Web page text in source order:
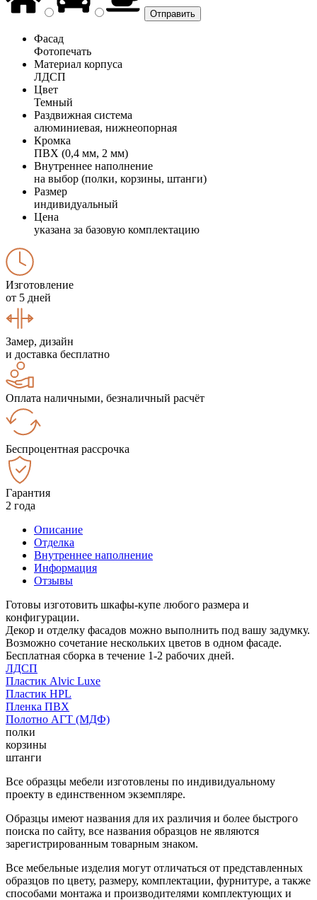
Фасад
Фотопечать
Материал корпуса
ЛДСП
Цвет
Темный
Раздвижная система
алюминиевая, нижнеопорная
Кромка
ПВХ (0,4 мм, 2 мм)
Внутреннее наполнение
на выбор (полки, корзины, штанги)
Размер
индивидуальный
Цена
указана за базовую комплектацию
Изготовление
от 5 дней
Замер, дизайн
и доставка бесплатно
Оплата наличными, безналичный расчёт
Беспроцентная рассрочка
Гарантия
2 года
Описание
Отделка
Внутреннее наполнение
Информация
Отзывы
Готовы изготовить шкафы-купе любого размера и
конфигурации.
Декор и отделку фасадов можно выполнить под вашу задумку.
Возможно сочетание нескольких цветов в одном фасаде.
Бесплатная сборка в течение 1-2 рабочих дней.
ЛДСП
Пластик Alvic Luxe
Пластик HPL
Пленка ПВХ
Полотно АГТ (МДФ)
полки
корзины
штанги
Все образцы мебели изготовлены по индивидуальному
проекту в единственном экземпляре.
Образцы имеют названия для их различия и более быстрого
поиска по сайту, все названия образцов не являются
зарегистрированным товарным знаком.
Все мебельные изделия могут отличаться от представленных
образцов по цвету, размеру, комплектации, фурнитуре, а также
способами монтажа и производителями комплектующих и